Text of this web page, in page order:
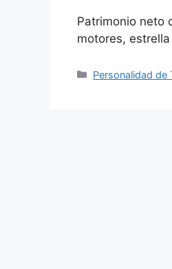
Patrimonio neto
motores,
Categories
Personalidad de